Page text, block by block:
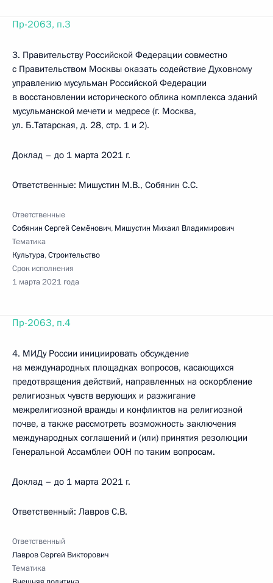
Пр-2063, п.3
3. Правительству Российской Федерации совместно
с Правительством Москвы оказать содействие Духовному
управлению мусульман Российской Федерации
в восстановлении исторического облика комплекса зданий
мусульманской мечети и медресе (г. Москва,
ул. Б.Татарская, д. 28, стр. 1 и 2).
Доклад – до 1 марта 2021 г.
Ответственные: Мишустин М.В., Собянин С.С.
Ответственные
Собянин Сергей Семёнович, Мишустин Михаил Владимирович
Тематика
Культура,Строительство
Срок исполнения
1 марта 2021 года
Пр-2063, п.4
4. МИДу России инициировать обсуждение
на международных площадках вопросов, касающихся
предотвращения действий, направленных на оскорбление
религиозных чувств верующих и разжигание
межрелигиозной вражды и конфликтов на религиозной
почве, а также рассмотреть возможность заключения
международных соглашений и (или) принятия резолюции
Генеральной Ассамблеи ООН по таким вопросам.
Доклад – до 1 марта 2021 г.
Ответственный: Лавров С.В.
Ответственный
Лавров Сергей Викторович
Тематика